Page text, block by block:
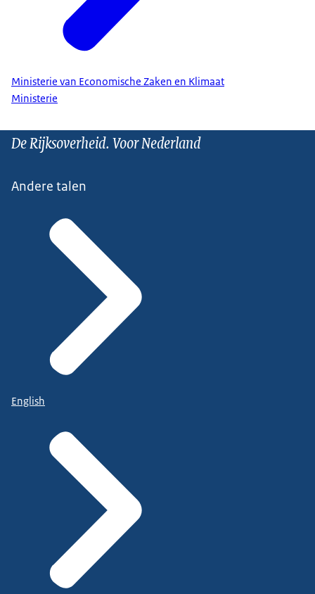
Ministerie van Economische Zaken en Klimaat
Ministerie
De Rijksoverheid. Voor Nederland
Andere talen
English